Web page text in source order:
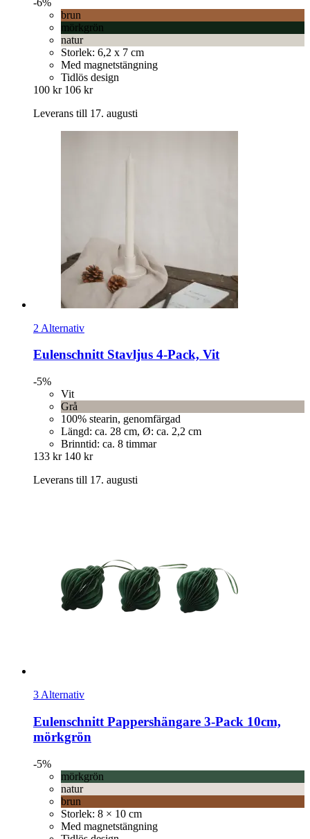
brun
mörkgrön
natur
Storlek: 6,2 x 7 cm
Med magnetstängning
Tidlös design
100 kr 106 kr
Leverans till 17. augusti
2 Alternativ
EulenschnittStavljus 4-​Pack, Vit
-5%
Vit
Grå
100% stearin, genomfärgad
Längd: ca. 28 cm, Ø: ca. 2,2 cm
Brinntid: ca. 8 timmar
133 kr 140 kr
Leverans till 17. augusti
3 Alternativ
Eulenschnitt Pappershängare 3-​Pack 10cm,
mörkgrön
-5%
mörkgrön
natur
brun
Storlek: 8 × 10 cm
Med magnetstängning